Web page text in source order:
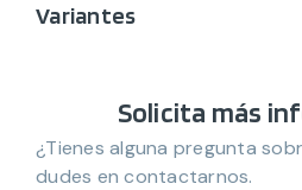
Variantes
Solicita más
¿Tienes alguna pregunta
dudes en contactarnos.